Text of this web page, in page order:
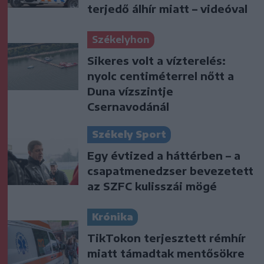
terjedő álhír miatt – videóval
Székelyhon
Sikeres volt a vízterelés:
nyolc centiméterrel nőtt a
Duna vízszintje
Csernavodánál
Székely Sport
Egy évtized a háttérben – a
csapatmenedzser bevezetett
az SZFC kulisszái mögé
Krónika
TikTokon terjesztett rémhír
miatt támadtak mentősökre